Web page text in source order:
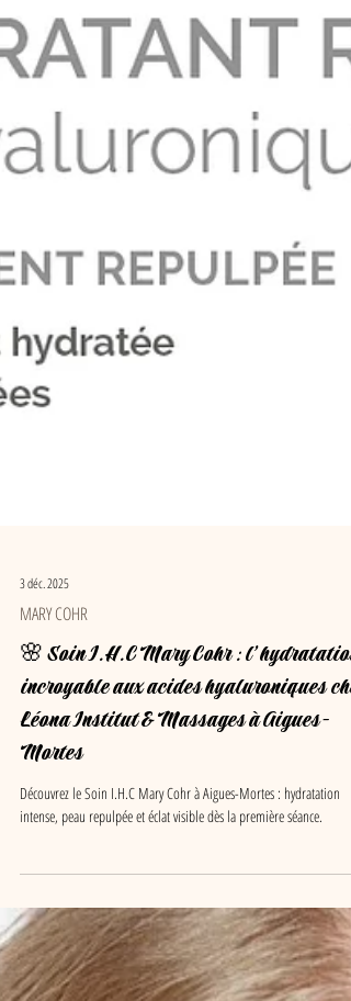
3 déc. 2025
MARY COHR
🌸 Soin I.H.C Mary Cohr : l’hydratation
incroyable aux acides hyaluroniques chez
Léona Institut & Massages à Aigues-
Mortes
intense, peau repulpée et éclat visible dès la première séance.